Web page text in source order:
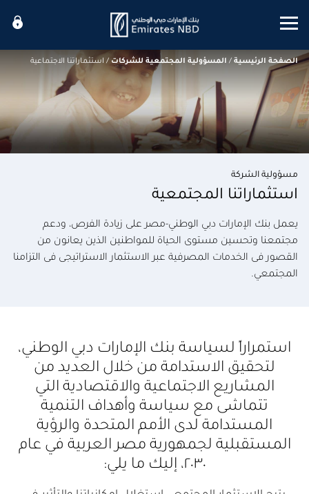
Mobile menu
الصفحة الرئيسية / المسؤولية المجتمعية للشركات / استثماراتنا الاجتماعية
مسؤولية الشركة
استثماراتنا المجتمعية
يعمل بنك الإمارات دبي الوطني-مصر على زيادة الفرص، ودعم
مجتمعنا وتحسين مستوى الحياة للمواطنين الذين يعانون من
القصور فى الخدمات المصرفية عبر الاستثمار الاستراتيجى فى التزامنا
المجتمعي.
استمراراً لسياسة بنك الإمارات دبي الوطني،
لتحقيق الاستدامة من خلال العديد من
المشاريع الاجتماعية والاقتصادية التي
تتماشى مع سياسة وأهداف التنمية
المستدامة لدى الأمم المتحدة والرؤية
المستقبلية لجمهورية مصر العربية في عام
٢٠٣٠، إليك ما يلي: